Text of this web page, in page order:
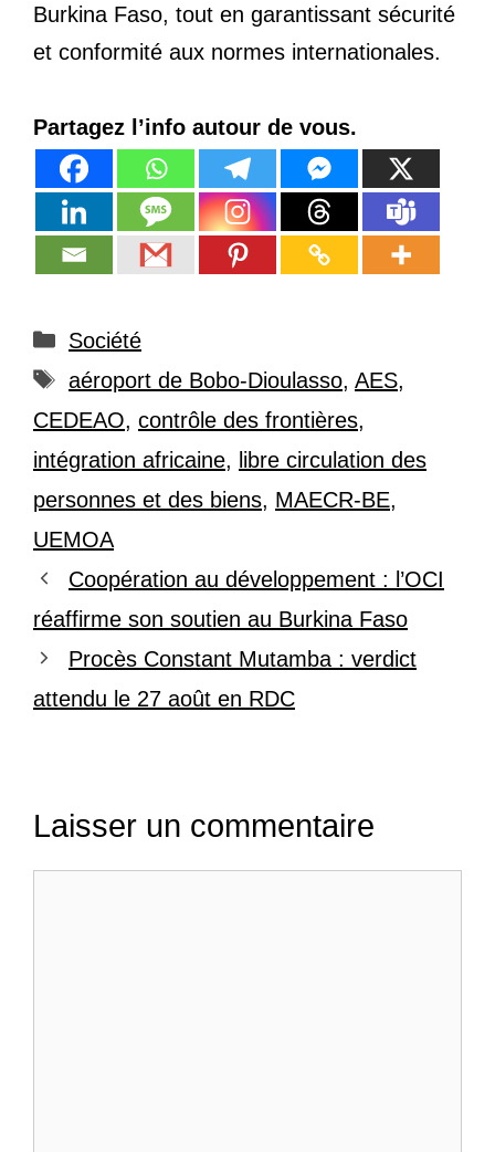
Burkina Faso, tout en garantissant sécurité
et conformité aux normes internationales.
Partagez l’info autour de vous.
Catégories
Société
Étiquettes
aéroport de Bobo-Dioulasso, AES,
CEDEAO, contrôle des frontières,
intégration africaine, libre circulation des
personnes et des biens, MAECR-BE,
UEMOA
Coopération au développement : l’OCI
réaffirme son soutien au Burkina Faso
Procès Constant Mutamba : verdict
attendu le 27 août en RDC
Laisser un commentaire